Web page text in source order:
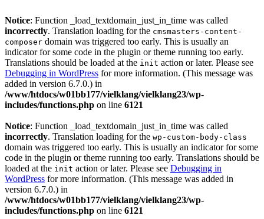
Notice: Function _load_textdomain_just_in_time was called
incorrectly. Translation loading for the cmsmasters-content-
composer domain was triggered too early. This is usually an
indicator for some code in the plugin or theme running too early.
Translations should be loaded at the init action or later. Please see
Debugging in WordPress for more information. (This message was
added in version 6.7.0.) in
/www/htdocs/w01bb177/vielklang/vielklang23/wp-
includes/functions.php on line 6121
Notice: Function _load_textdomain_just_in_time was called
incorrectly. Translation loading for the wp-custom-body-class
domain was triggered too early. This is usually an indicator for some
code in the plugin or theme running too early. Translations should be
loaded at the init action or later. Please see Debugging in
WordPress for more information. (This message was added in
version 6.7.0.) in
/www/htdocs/w01bb177/vielklang/vielklang23/wp-
includes/functions.php on line 6121